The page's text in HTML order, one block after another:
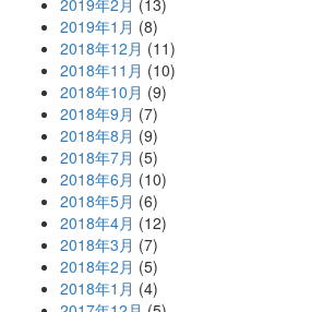
2019年2月 (13)
2019年1月 (8)
2018年12月 (11)
2018年11月 (10)
2018年10月 (9)
2018年9月 (7)
2018年8月 (9)
2018年7月 (5)
2018年6月 (10)
2018年5月 (6)
2018年4月 (12)
2018年3月 (7)
2018年2月 (5)
2018年1月 (4)